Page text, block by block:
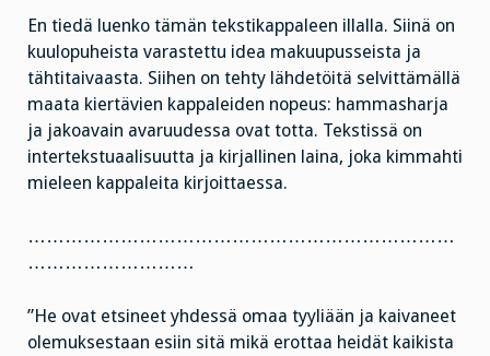
En tiedä luenko tämän tekstikappaleen illalla. Siinä on
kuulopuheista varastettu idea makuupusseista ja
tähtitaivaasta. Siihen on tehty lähdetöitä selvittämällä
maata kiertävien kappaleiden nopeus: hammasharja
ja jakoavain avaruudessa ovat totta. Tekstissä on
intertekstuaalisuutta ja kirjallinen laina, joka kimmahti
mieleen kappaleita kirjoittaessa.
……………………………………………………………
………………………
”He ovat etsineet yhdessä omaa tyyliään ja kaivaneet
olemuksestaan esiin sitä mikä erottaa heidät kaikista